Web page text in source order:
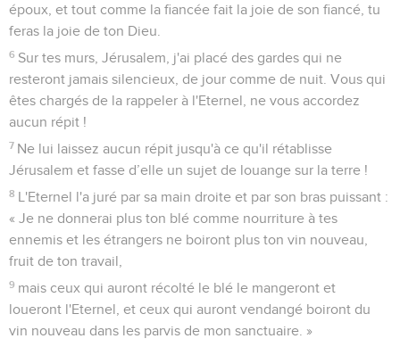
époux, et tout comme la fiancée fait la joie de son fiancé, tu
feras la joie de ton Dieu.
6 Sur tes murs, Jérusalem, j'ai placé des gardes qui ne
resteront jamais silencieux, de jour comme de nuit. Vous qui
êtes chargés de la rappeler à l'Eternel, ne vous accordez
aucun répit !
7 Ne lui laissez aucun répit jusqu'à ce qu'il rétablisse
Jérusalem et fasse d’elle un sujet de louange sur la terre !
8 L'Eternel l'a juré par sa main droite et par son bras puissant :
« Je ne donnerai plus ton blé comme nourriture à tes
ennemis et les étrangers ne boiront plus ton vin nouveau,
fruit de ton travail,
9 mais ceux qui auront récolté le blé le mangeront et
loueront l'Eternel, et ceux qui auront vendangé boiront du
vin nouveau dans les parvis de mon sanctuaire. »